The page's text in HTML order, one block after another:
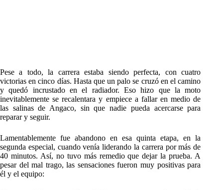
Pese a todo, la carrera estaba siendo perfecta, con cuatro
victorias en cinco días. Hasta que un palo se cruzó en el camino
y quedó incrustado en el radiador. Eso hizo que la moto
inevitablemente se recalentara y empiece a fallar en medio de
las salinas de Angaco, sin que nadie pueda acercarse para
reparar y seguir.
Lamentablemente fue abandono en esa quinta etapa, en la
segunda especial, cuando venía liderando la carrera por más de
40 minutos. Así, no tuvo más remedio que dejar la prueba. A
pesar del mal trago, las sensaciones fueron muy positivas para
él y el equipo: